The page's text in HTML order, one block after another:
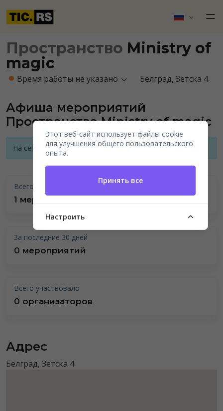
Пространство Ministry of
magic
Время работы не указано Белград, Зетска 4
Афиша мероприятий
Пространства Ministry of magic
На сегодняшний день нет анонсов мероприятий
Всего проведено
1 мероприятие
За последние 30 дней
0 мероприятий
Всего участвовало
0 организаторов
Адрес
Белград, Зетска 4
Этот веб-сайт использует файлы cookie
для улучшения общего пользовательского
опыта.
Принять все
Настроить